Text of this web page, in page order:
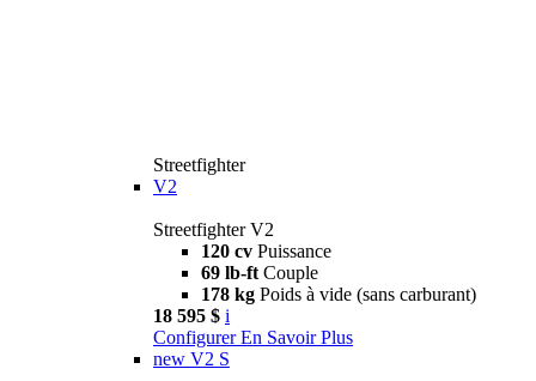
Streetfighter
V2
Streetfighter V2
120 cv Puissance
69 lb-ft Couple
178 kg Poids à vide (sans carburant)
18 595 $ i
Configurer En Savoir Plus
new V2 S